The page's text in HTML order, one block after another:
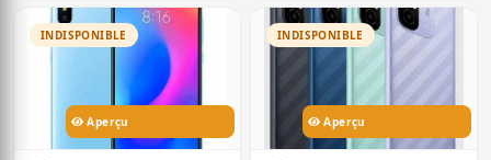
INDISPONIBLE
Aperçu
INDISPONIBLE
Aperçu